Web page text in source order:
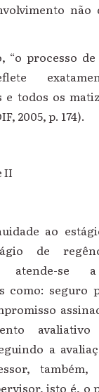
não
“o processo
e todos os
2005, p. 174).
II
ao
de
atende-se
como: seguro
a
isto é, o